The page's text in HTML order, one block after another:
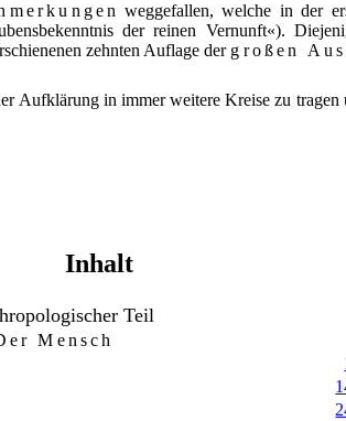
weggefallen, welche in der
der reinen Vernunft«).
zehnten Auflage der großen
Aufklärung in immer weitere Kreise zu tragen
Inhalt
Teil
Mensch